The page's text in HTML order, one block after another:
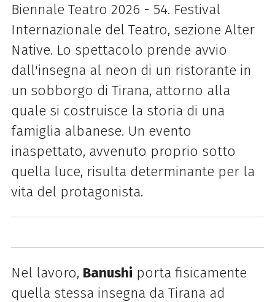
Biennale Teatro 2026 - 54. Festival
Internazionale del Teatro, sezione Alter
Native. Lo spettacolo prende avvio
dall'insegna al neon di un ristorante in
un sobborgo di Tirana, attorno alla
quale si costruisce la storia di una
famiglia albanese. Un evento
inaspettato, avvenuto proprio sotto
quella luce, risulta determinante per la
vita del protagonista.
Nel lavoro, Banushi porta fisicamente
quella stessa insegna da Tirana ad